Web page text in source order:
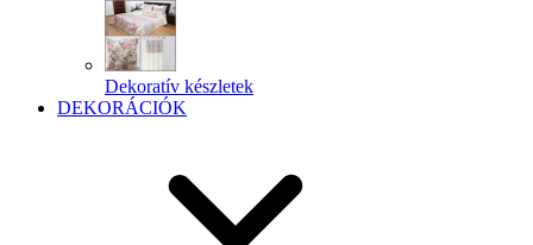
Dekoratív készletek
DEKORÁCIÓK